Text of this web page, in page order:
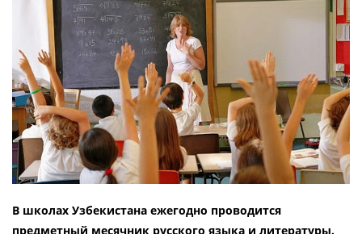
В школах Узбекистана ежегодно проводится
предметный месячник русского языка и литературы.